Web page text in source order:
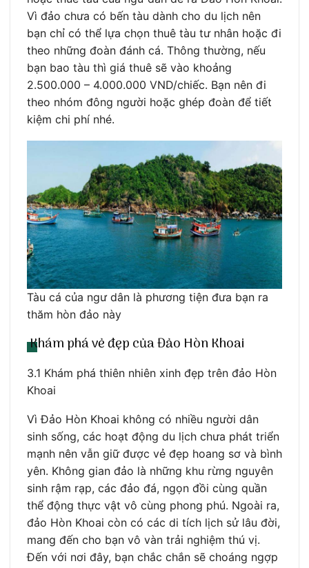
Vì đảo chưa có bến tàu dành cho du lịch nên
bạn chỉ có thể lựa chọn thuê tàu tư nhân hoặc đi
theo những đoàn đánh cá. Thông thường, nếu
bạn bao tàu thì giá thuê sẽ vào khoảng
2.500.000 – 4.000.000 VND/chiếc. Bạn nên đi
theo nhóm đông người hoặc ghép đoàn để tiết
kiệm chi phí nhé.
Tàu cá của ngư dân là phương tiện đưa bạn ra
thăm hòn đảo này
Khám phá vẻ đẹp của Đảo Hòn Khoai
3.1 Khám phá thiên nhiên xinh đẹp trên đảo Hòn
Khoai
Vì Đảo Hòn Khoai không có nhiều người dân
sinh sống, các hoạt động du lịch chưa phát triển
mạnh nên vẫn giữ được vẻ đẹp hoang sơ và bình
yên. Không gian đảo là những khu rừng nguyên
sinh rậm rạp, các đảo đá, ngọn đồi cùng quần
thể động thực vật vô cùng phong phú. Ngoài ra,
đảo Hòn Khoai còn có các di tích lịch sử lâu đời,
mang đến cho bạn vô vàn trải nghiệm thú vị.
Đến với nơi đây, bạn chắc chắn sẽ choáng ngợp